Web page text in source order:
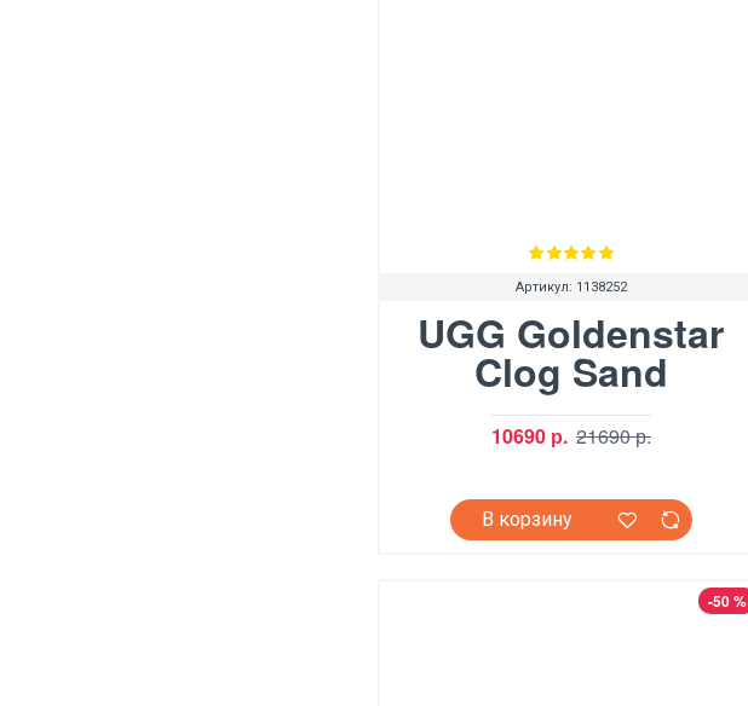
Артикул: 1138252
UGG Goldenstar
Clog Sand
10690 р. 21690 р.
В корзину
-50 %